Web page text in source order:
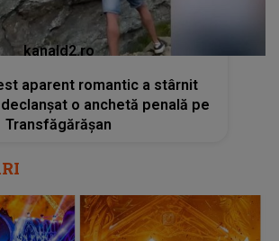
kanald2.ro
aparent romantic a stârnit
o anchetă penală pe
Transfăgărășan